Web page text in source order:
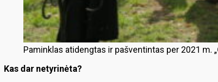
Paminklas atidengtas ir pašventintas per 2021 m.
Kas dar netyrinėta?